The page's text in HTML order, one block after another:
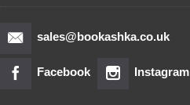
sales@bookashka.co.uk
Facebook Instagram